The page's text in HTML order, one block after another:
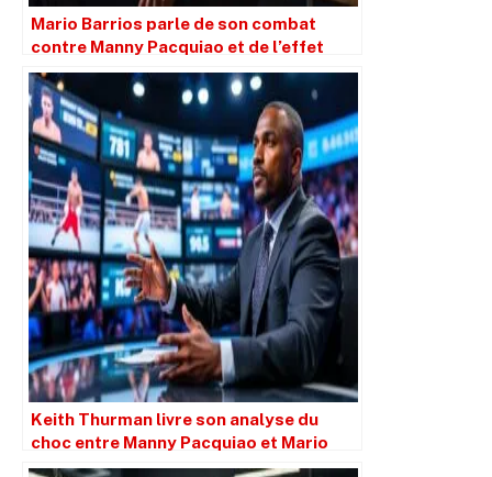
Mario Barrios parle de son combat
contre Manny Pacquiao et de l’effet
Netflix
Keith Thurman livre son analyse du
choc entre Manny Pacquiao et Mario
Barrios